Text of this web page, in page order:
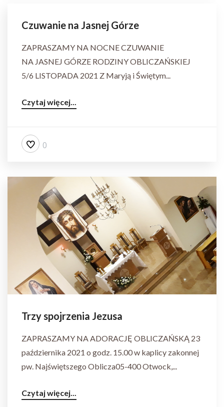
Czuwanie na Jasnej Górze
ZAPRASZAMY NA NOCNE CZUWANIE
NA JASNEJ GÓRZE RODZINY OBLICZAŃSKIEJ
5/6 LISTOPADA 2021 Z Maryją i Świętym...
Czytaj więcej...
0
Trzy spojrzenia Jezusa
ZAPRASZAMY NA ADORACJĘ OBLICZAŃSKĄ 23
października 2021 o godz. 15.00 w kaplicy zakonnej
pw. Najświętszego Oblicza05-400 Otwock,...
Czytaj więcej...